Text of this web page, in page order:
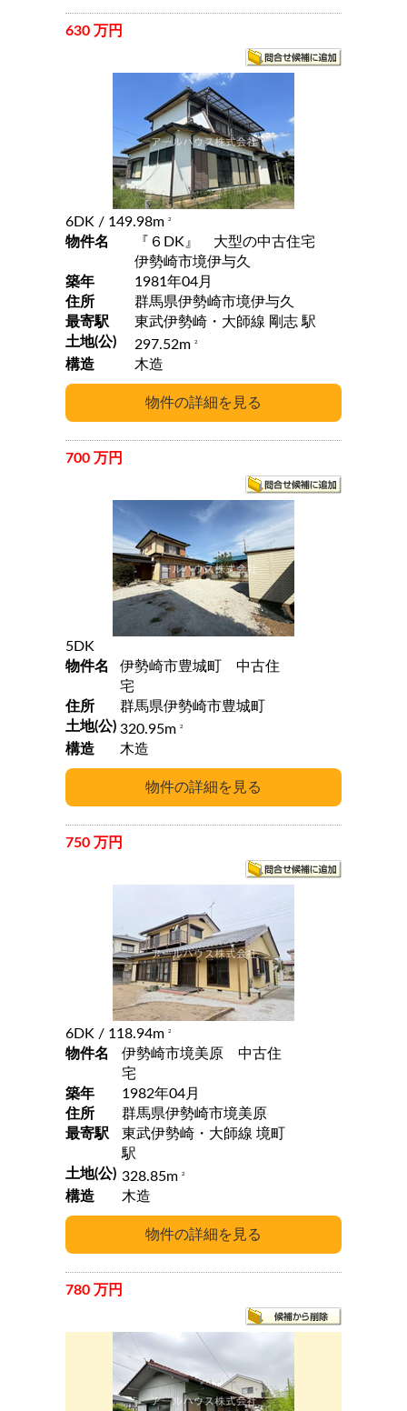
630 万円
6DK / 149.98m 2
物件名
『６DK』 大型の中古住宅
伊勢崎市境伊与久
築年
1981年04月
住所
群馬県伊勢崎市境伊与久
最寄駅
東武伊勢崎・大師線 剛志 駅
土地(公)
297.52m 2
構造 木造
700 万円
5DK
物件名
伊勢崎市豊城町 中古住
宅
住所
群馬県伊勢崎市豊城町
土地(公) 320.95m 2
構造 木造
750 万円
6DK / 118.94m 2
物件名
伊勢崎市境美原 中古住
宅
築年
1982年04月
住所
群馬県伊勢崎市境美原
最寄駅
東武伊勢崎・大師線 境町
駅
土地(公) 328.85m 2
構造 木造
780 万円